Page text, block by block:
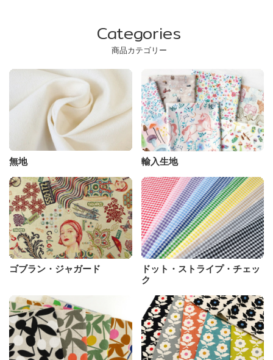
Categories
商品カテゴリー
無地 輸入生地
ゴブラン・ジャガード
ドット・ストライプ・チェッ
ク